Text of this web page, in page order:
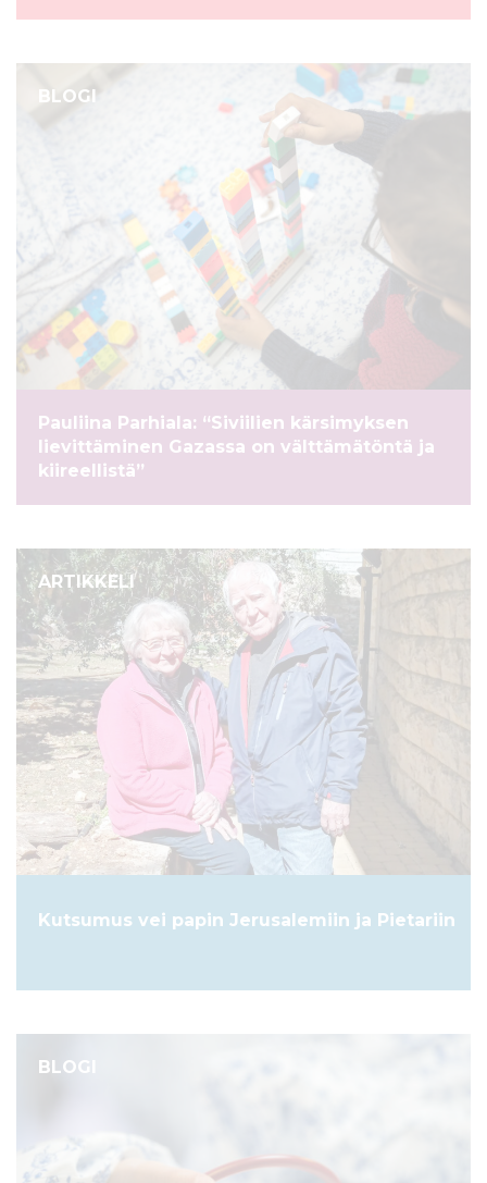
BLOGI
Pauliina Parhiala: “Siviilien kärsimyksen
lievittäminen Gazassa on välttämätöntä ja
kiireellistä”
ARTIKKELI
Kutsumus vei papin Jerusalemiin ja Pietariin
BLOGI